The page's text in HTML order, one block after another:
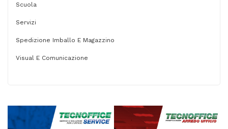
Scuola
Servizi
Spedizione Imballo E Magazzino
Visual E Comunicazione